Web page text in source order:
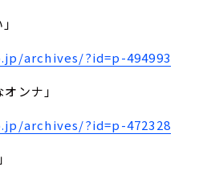
archives/?id=p-494993
ンナ」
archives/?id=p-472328